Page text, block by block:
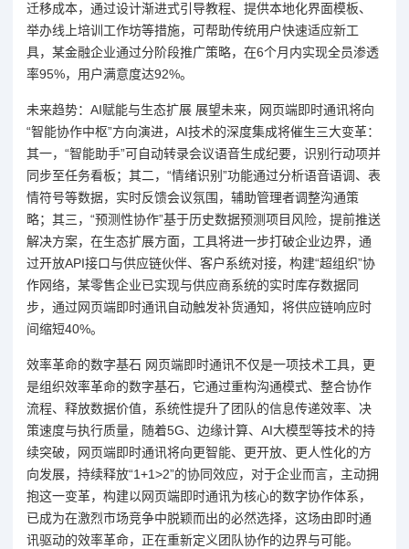
迁移成本，通过设计渐进式引导教程、提供本地化界面模板、
举办线上培训工作坊等措施，可帮助传统用户快速适应新工
具，某金融企业通过分阶段推广策略，在6个月内实现全员渗透
率95%，用户满意度达92%。
未来趋势：AI赋能与生态扩展 展望未来，网页端即时通讯将向
“智能协作中枢”方向演进，AI技术的深度集成将催生三大变革：
其一，“智能助手”可自动转录会议语音生成纪要，识别行动项并
同步至任务看板；其二，“情绪识别”功能通过分析语音语调、表
情符号等数据，实时反馈会议氛围，辅助管理者调整沟通策
略；其三，“预测性协作”基于历史数据预测项目风险，提前推送
解决方案，在生态扩展方面，工具将进一步打破企业边界，通
过开放API接口与供应链伙伴、客户系统对接，构建“超组织”协
作网络，某零售企业已实现与供应商系统的实时库存数据同
步，通过网页端即时通讯自动触发补货通知，将供应链响应时
间缩短40%。
效率革命的数字基石 网页端即时通讯不仅是一项技术工具，更
是组织效率革命的数字基石，它通过重构沟通模式、整合协作
流程、释放数据价值，系统性提升了团队的信息传递效率、决
策速度与执行质量，随着5G、边缘计算、AI大模型等技术的持
续突破，网页端即时通讯将向更智能、更开放、更人性化的方
向发展，持续释放“1+1>2”的协同效应，对于企业而言，主动拥
抱这一变革，构建以网页端即时通讯为核心的数字协作体系，
已成为在激烈市场竞争中脱颖而出的必然选择，这场由即时通
讯驱动的效率革命，正在重新定义团队协作的边界与可能。